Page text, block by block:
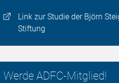
Link zur Studie der Björn
Stiftung
Werde ADFC-Mitglied!